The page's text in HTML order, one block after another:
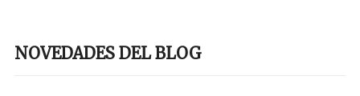
NOVEDADES DEL BLOG